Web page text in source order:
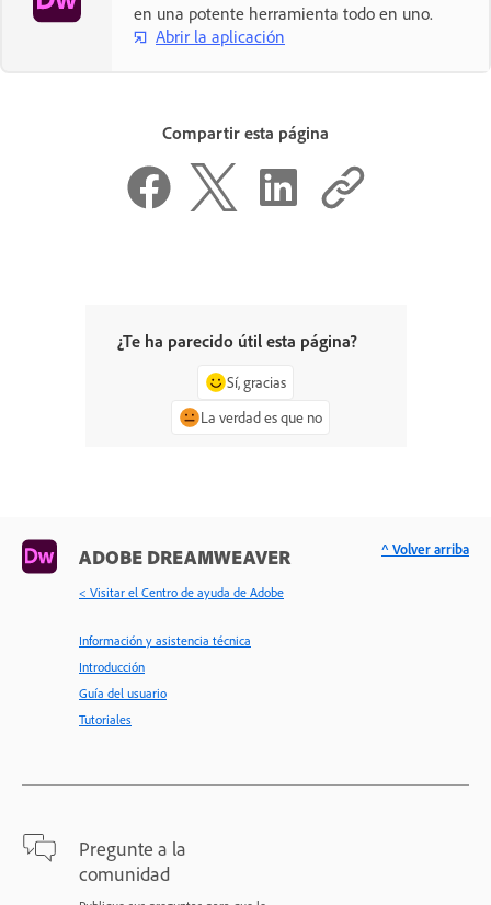
en una potente herramienta todo en uno.
Abrir la aplicación
Compartir esta página
¿Te ha parecido útil esta página?
Sí, gracias
La verdad es que no
ADOBE DREAMWEAVER
< Visitar el Centro de ayuda de Adobe
Información y asistencia técnica
Introducción
Guía del usuario
Tutoriales
Pregunte a la
comunidad
^ Volver arriba